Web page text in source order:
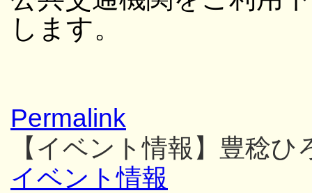
します。
Permalink
【イベント情報】豊稔
イベント情報